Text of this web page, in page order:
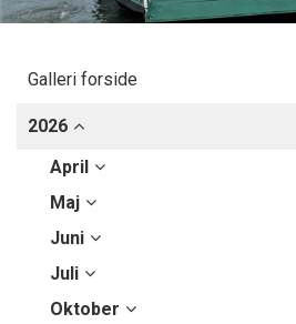
Galleri forside
2026
April
Maj
Juni
Juli
Oktober